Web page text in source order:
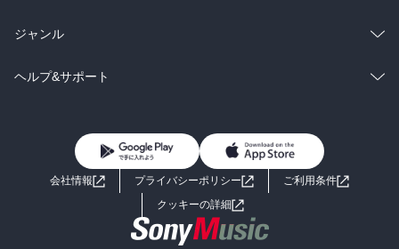
BL・TL
雑誌・グラビア
BL・TL
ラノベ
雑誌・グラビア
総合
ラノベ
ジャンル
コミック
ライトノベル 男子向けラノベ
小説
海外小説
ヘルプ&サポート
よくあるご質問 お問い合わせ
会社情報 プライバシーポリシー
ご利用条件
クッキーの詳細